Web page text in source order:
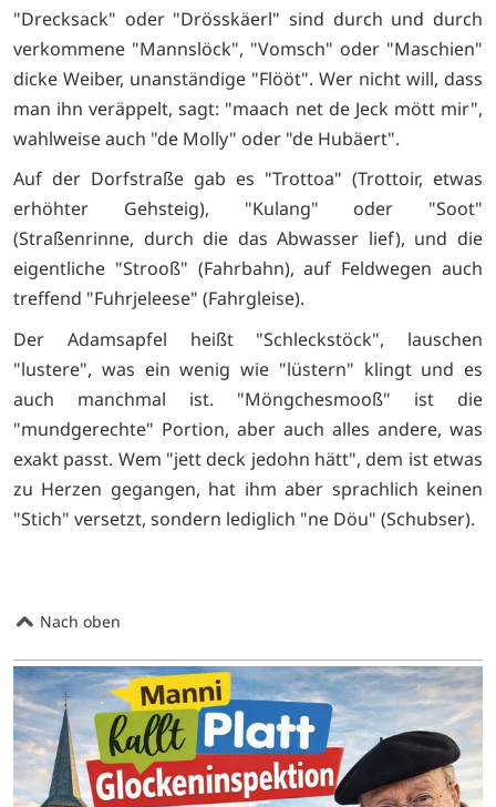
"Drecksack" oder "Drösskäerl" sind durch und durch
verkommene "Mannslöck", "Vomsch" oder "Maschien"
dicke Weiber, unanständige "Flööt". Wer nicht will, dass
man ihn veräppelt, sagt: "maach net de Jeck mött mir",
wahlweise auch "de Molly" oder "de Hubäert".
Auf der Dorfstraße gab es "Trottoa" (Trottoir, etwas
erhöhter Gehsteig), "Kulang" oder "Soot"
(Straßenrinne, durch die das Abwasser lief), und die
eigentliche "Strooß" (Fahrbahn), auf Feldwegen auch
treffend "Fuhrjeleese" (Fahrgleise).
Der Adamsapfel heißt "Schleckstöck", lauschen
"lustere", was ein wenig wie "lüstern" klingt und es
auch manchmal ist. "Möngchesmooß" ist die
"mundgerechte" Portion, aber auch alles andere, was
exakt passt. Wem "jett deck jedohn hätt", dem ist etwas
zu Herzen gegangen, hat ihm aber sprachlich keinen
"Stich" versetzt, sondern lediglich "ne Döu" (Schubser).
Nach oben